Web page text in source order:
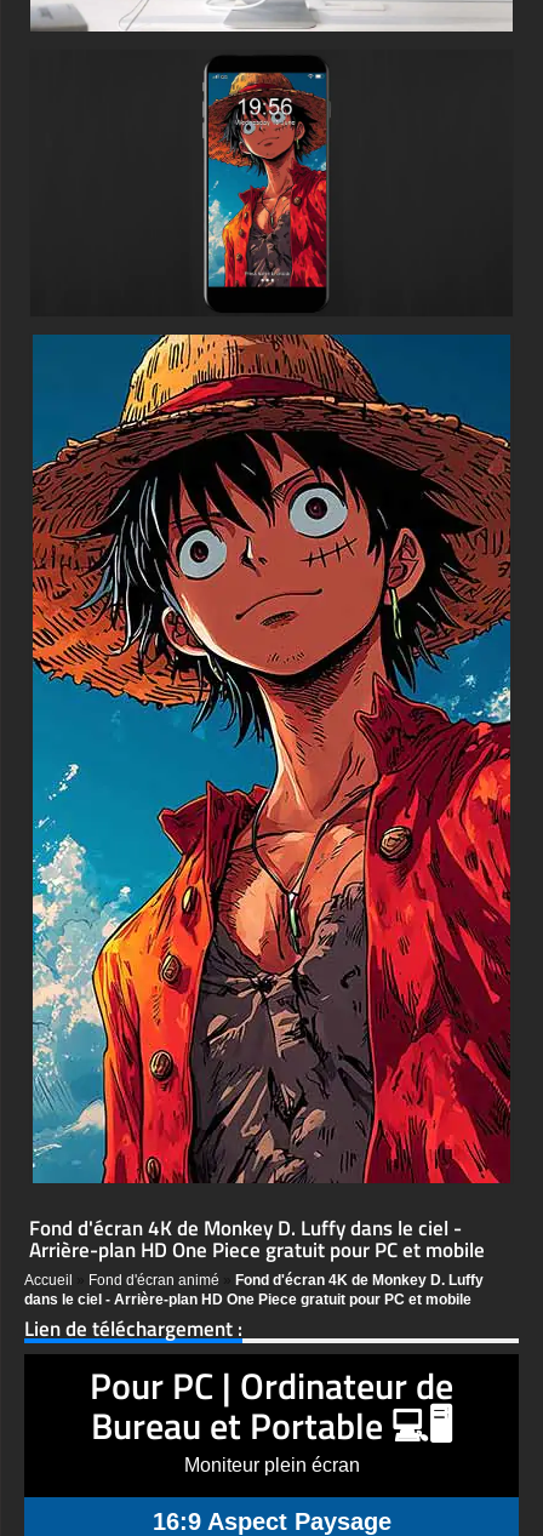
Fond d'écran 4K de Monkey D. Luffy dans le ciel -
Arrière-plan HD One Piece gratuit pour PC et mobile
Accueil Fond d'écran animé
Fond d'écran 4K de Monkey D. Luffy
dans le ciel - Arrière-plan HD One Piece gratuit pour PC et mobile
Lien de téléchargement :
Pour PC | Ordinateur de
Bureau et Portable 💻🖥️
Moniteur plein écran
16:9 Aspect Paysage